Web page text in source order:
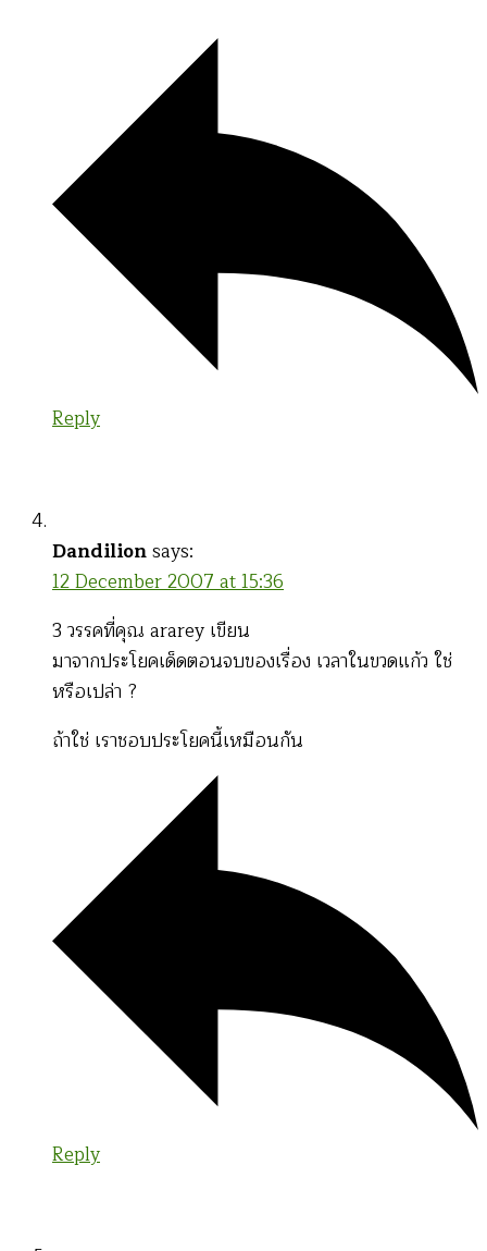
Reply
Dandilionsays:
12 December 2007 at 15:36
3 วรรคที่คุณ ararey เขียน
มาจากประโยคเด็ดตอนจบของเรื่อง เวลาในขวดแก้ว ใช่
หรือเปล่า ?
ถ้าใช่ เราชอบประโยคนี้เหมือนกัน
Reply